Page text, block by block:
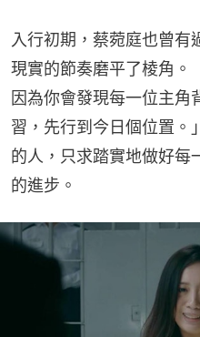
入行初期，蔡菀庭也曾有
現實的節奏磨平了棱角。
因為你會發現每一位主角
習，先行到今日個位置。
的人，只求踏實地做好每
的進步。